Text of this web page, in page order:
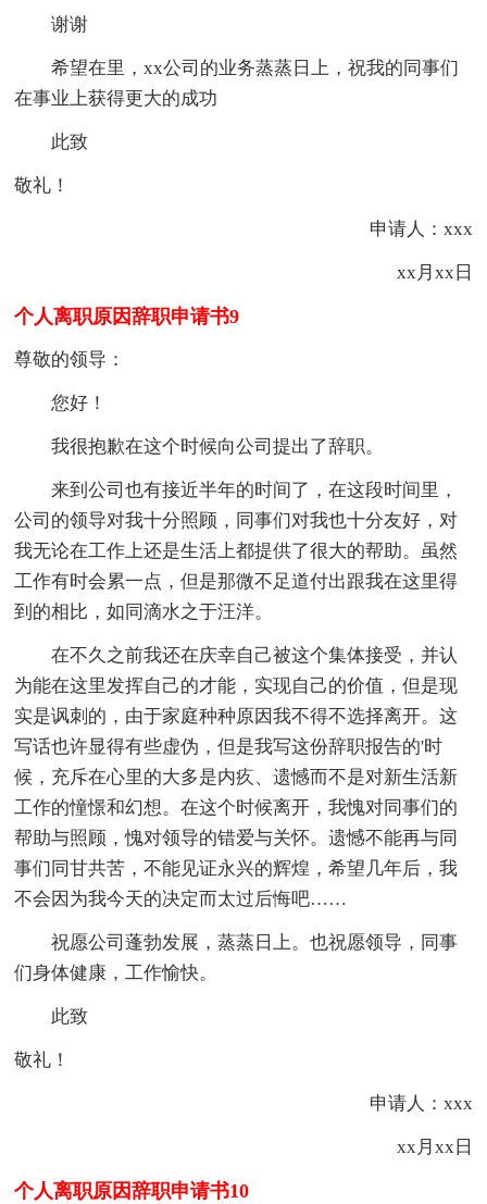
谢谢
希望在里，xx公司的业务蒸蒸日上，祝我的同事们
在事业上获得更大的成功
此致
敬礼！
申请人：xxx
xx月xx日
个人离职原因辞职申请书9
尊敬的领导：
您好！
我很抱歉在这个时候向公司提出了辞职。
来到公司也有接近半年的时间了，在这段时间里，
公司的领导对我十分照顾，同事们对我也十分友好，对
我无论在工作上还是生活上都提供了很大的帮助。虽然
工作有时会累一点，但是那微不足道付出跟我在这里得
到的相比，如同滴水之于汪洋。
在不久之前我还在庆幸自己被这个集体接受，并认
为能在这里发挥自己的才能，实现自己的价值，但是现
实是讽刺的，由于家庭种种原因我不得不选择离开。这
写话也许显得有些虚伪，但是我写这份辞职报告的'时
候，充斥在心里的大多是内疚、遗憾而不是对新生活新
工作的憧憬和幻想。在这个时候离开，我愧对同事们的
帮助与照顾，愧对领导的错爱与关怀。遗憾不能再与同
事们同甘共苦，不能见证永兴的辉煌，希望几年后，我
不会因为我今天的决定而太过后悔吧……
祝愿公司蓬勃发展，蒸蒸日上。也祝愿领导，同事
们身体健康，工作愉快。
此致
敬礼！
申请人：xxx
xx月xx日
个人离职原因辞职申请书10